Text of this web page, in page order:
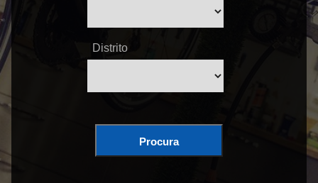
Distrito
Procura